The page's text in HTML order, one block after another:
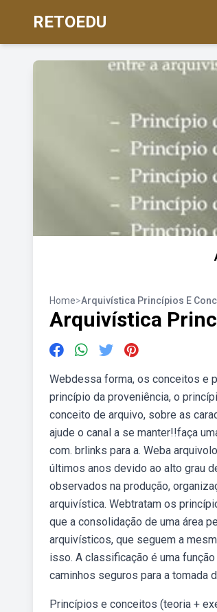
RETOEDU
Home>Arquivística Princípios E
Arquivística
Webdessa forma, os conceitos e
princípio da proveniência, o
conceito de arquivo, sobre as
ajude o canal a se manter!!faça
com. brlinks para a. Weba
últimos anos devido ao alto grau
observados na produção,
arquivística. Webtratam os
que a consolidação de uma área
arquivísticos, que seguem a
isso. A classificação é uma
caminhos seguros para a tomada
Princípios e conceitos (teoria +